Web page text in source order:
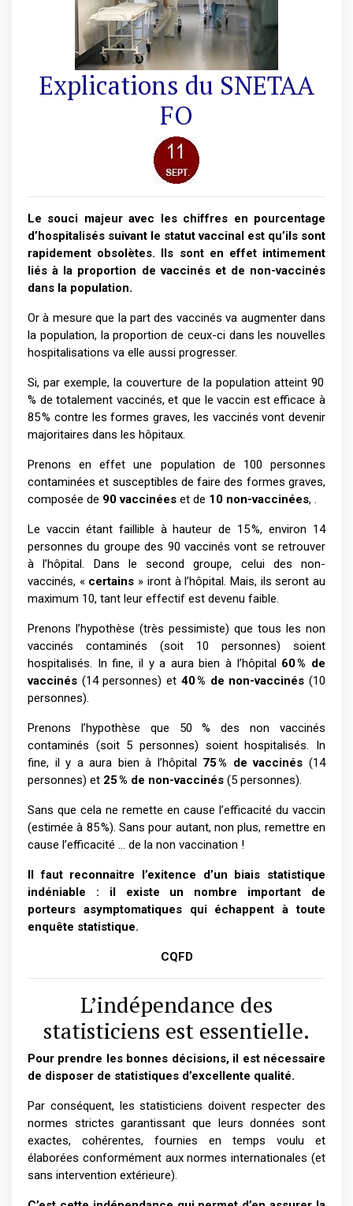
Explications du SNETAA
FO
Le souci majeur avec les chiffres en pourcentage
d’hospitalisés suivant le statut vaccinal est qu’ils sont
rapidement obsolètes. Ils sont en effet intimement
liés à la proportion de vaccinés et de non-vaccinés
dans la population.
Or à mesure que la part des vaccinés va augmenter dans
la population, la proportion de ceux-ci dans les nouvelles
hospitalisations va elle aussi progresser.
Si, par exemple, la couverture de la population atteint 90
% de totalement vaccinés, et que le vaccin est efficace à
85 % contre les formes graves, les vaccinés vont devenir
majoritaires dans les hôpitaux.
Prenons en effet une population de 100 personnes
contaminées et susceptibles de faire des formes graves,
composée de 90 vaccinées et de 10 non-vaccinées, .
Le vaccin étant faillible à hauteur de 15 %, environ 14
personnes du groupe des 90 vaccinés vont se retrouver
à l’hôpital. Dans le second groupe, celui des non-
vaccinés, « certains » iront à l’hôpital. Mais, ils seront au
maximum 10, tant leur effectif est devenu faible.
Prenons l’hypothèse (très pessimiste) que tous les non
vaccinés contaminés (soit 10 personnes) soient
hospitalisés. In fine, il y a aura bien à l’hôpital 60 % de
vaccinés (14 personnes) et 40 % de non-vaccinés (10
personnes).
Prenons l’hypothèse que 50 % des non vaccinés
contaminés (soit 5 personnes) soient hospitalisés. In
fine, il y a aura bien à l’hôpital 75 % de vaccinés (14
personnes) et 25 % de non-vaccinés (5 personnes).
Sans que cela ne remette en cause l’efficacité du vaccin
(estimée à 85 %). Sans pour autant, non plus, remettre en
cause l’efficacité … de la non vaccination !
Il faut reconnaitre l’exitence d’un biais statistique
indéniable : il existe un nombre important de
porteurs asymptomatiques qui échappent à toute
enquête statistique.
CQFD
L’indépendance des
statisticiens est essentielle.
Pour prendre les bonnes décisions, il est nécessaire
de disposer de statistiques d’excellente qualité.
Par conséquent, les statisticiens doivent respecter des
normes strictes garantissant que leurs données sont
exactes, cohérentes, fournies en temps voulu et
élaborées conformément aux normes internationales (et
sans intervention extérieure).